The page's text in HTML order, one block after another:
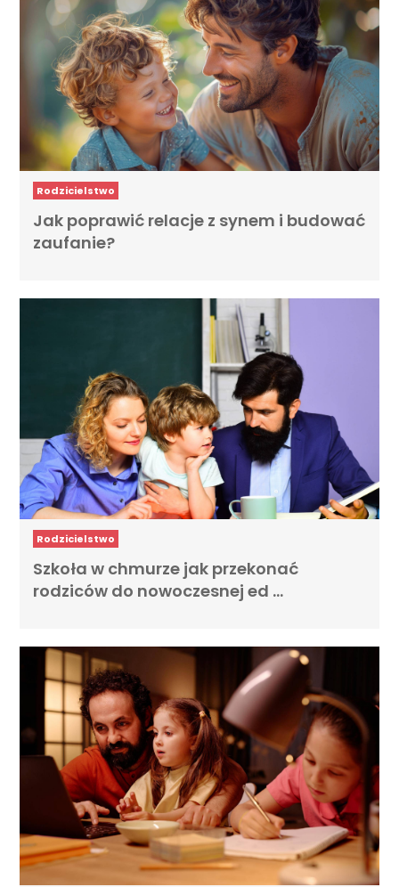
Rodzicielstwo
Jak poprawić relacje z synem i budować
zaufanie?
Rodzicielstwo
Szkoła w chmurze jak przekonać
rodziców do nowoczesnej ed …